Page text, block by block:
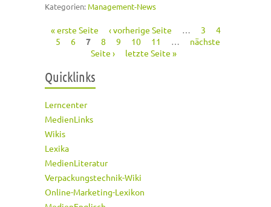
Kategorien: Management-News
Seiten
« erste Seite ‹ vorherige Seite … 3
4
5
6 7 8 9 10 11 …
nächste
Seite ›
letzte Seite »
Quicklinks
Lerncenter
MedienLinks
Wikis
Lexika
MedienLiteratur
Verpackungstechnik-Wiki
Online-Marketing-Lexikon